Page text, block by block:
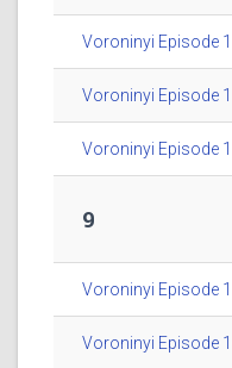
Voroninyi Episode
Voroninyi Episode
Voroninyi Episode
9
Voroninyi Episode
Voroninyi Episode